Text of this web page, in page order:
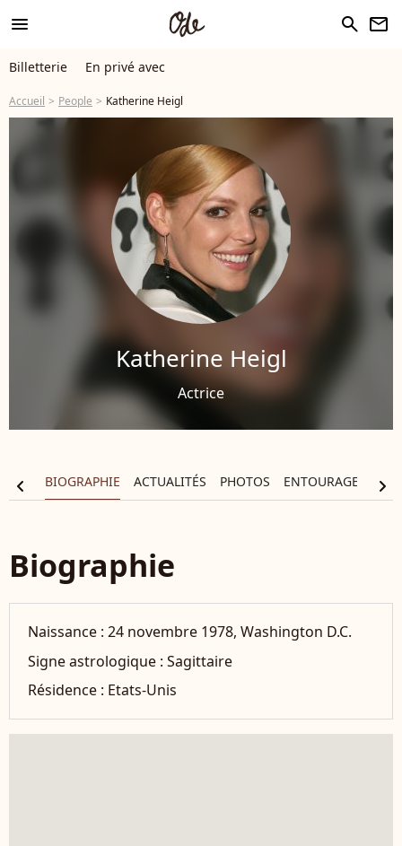
menu search newsletter
Billetterie En privé avec
Accueil People Katherine Heigl
Katherine Heigl
Actrice
BIOGRAPHIE ACTUALITÉS PHOTOS ENTOURAGE
chevron_left chevron_right
Biographie
Naissance :24 novembre 1978, Washington D.C.
Signe astrologique :Sagittaire
Résidence : Etats-Unis